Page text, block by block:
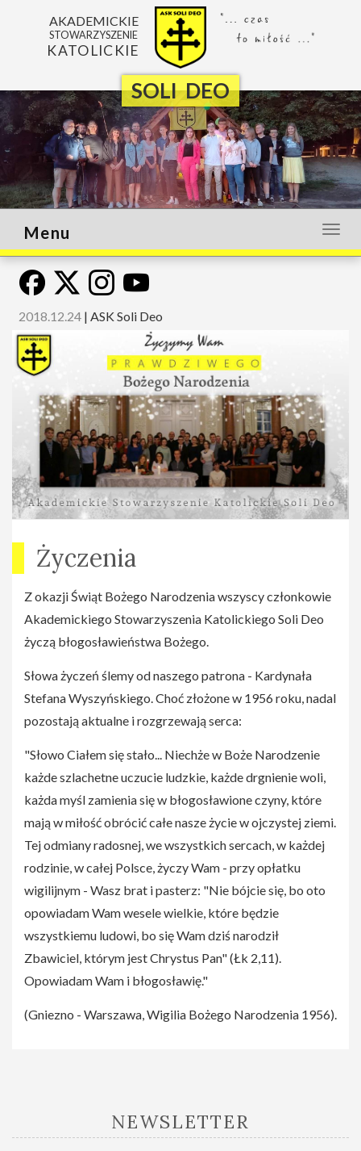
SOLI DEO
AKADEMICKIE
STOWARZYSZENIE
KATOLICKIE
lub
Menu
2018.12.24 | ASK Soli Deo
Życzenia
Z okazji Świąt Bożego Narodzenia wszyscy członkowie
Akademickiego Stowarzyszenia Katolickiego Soli Deo
życzą błogosławieństwa Bożego.
Słowa życzeń ślemy od naszego patrona - Kardynała
Stefana Wyszyńskiego. Choć złożone w 1956 roku, nadal
pozostają aktualne i rozgrzewają serca:
"Słowo Ciałem się stało... Niechże w Boże Narodzenie
każde szlachetne uczucie ludzkie, każde drgnienie woli,
każda myśl zamienia się w błogosławione czyny, które
mają w miłość obrócić całe nasze życie w ojczystej ziemi.
Tej odmiany radosnej, we wszystkich sercach, w każdej
rodzinie, w całej Polsce, życzy Wam - przy opłatku
wigilijnym - Wasz brat i pasterz: "Nie bójcie się, bo oto
opowiadam Wam wesele wielkie, które będzie
wszystkiemu ludowi, bo się Wam dziś narodził
Zbawiciel, którym jest Chrystus Pan" (Łk 2,11).
Opowiadam Wam i błogosławię."
(Gniezno - Warszawa, Wigilia Bożego Narodzenia 1956).
NEWSLETTER